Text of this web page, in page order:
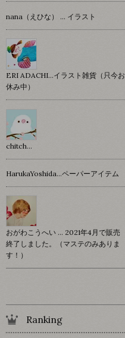
nana（えひな） … イラスト
ERI ADACHI...イラスト雑貨（只今お
休み中）
chitch…
HarukaYoshida…ペーパーアイテム
おがわこうへい … 2021年4月で販売
終了しました。（マステのみありま
す！）
Ranking